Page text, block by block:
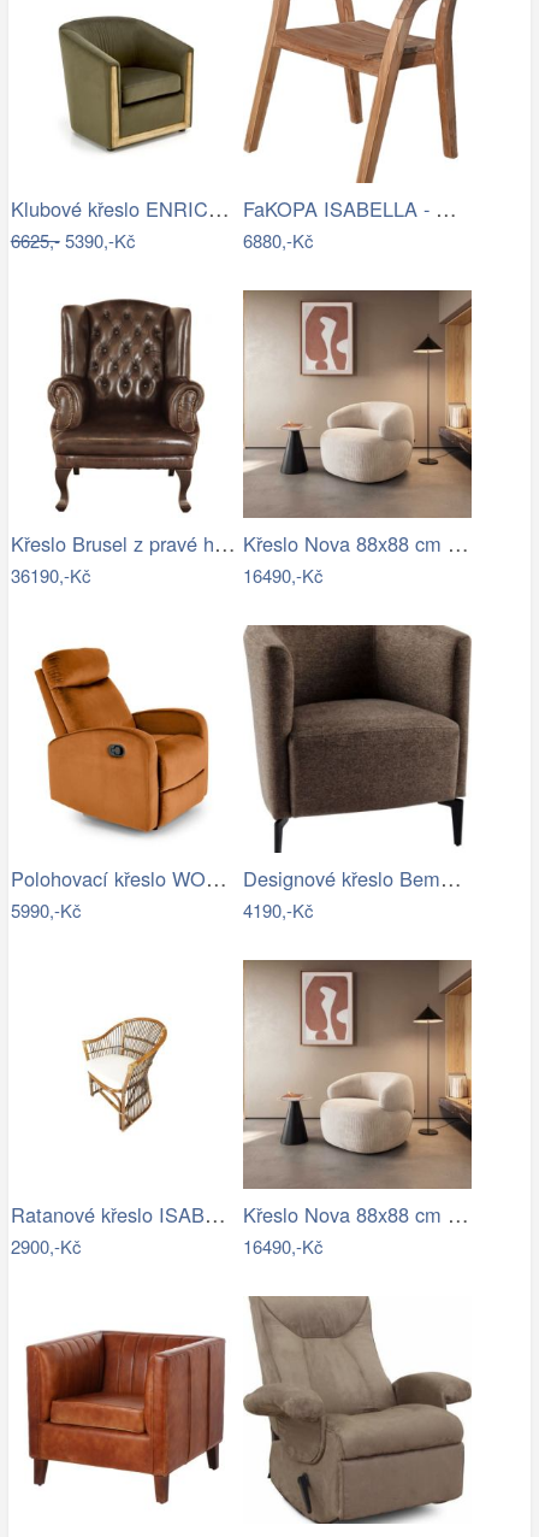
Klubové křeslo ENRICO Halmar
6625,-5390,-Kč
FaKOPA ISABELLA - masivní křeslo z…
6880,-Kč
Křeslo Brusel z pravé hovězí kůže Brown
36190,-Kč
Křeslo Nova 88x88 cm manšestr béžová
16490,-Kč
Polohovací křeslo WONDER Halmar
5990,-Kč
Designové křeslo Bemode hnědá/černá
4190,-Kč
Ratanové křeslo ISABEL - tmavý med
2900,-Kč
Křeslo Nova 88x88 cm manšestr béžová
16490,-Kč